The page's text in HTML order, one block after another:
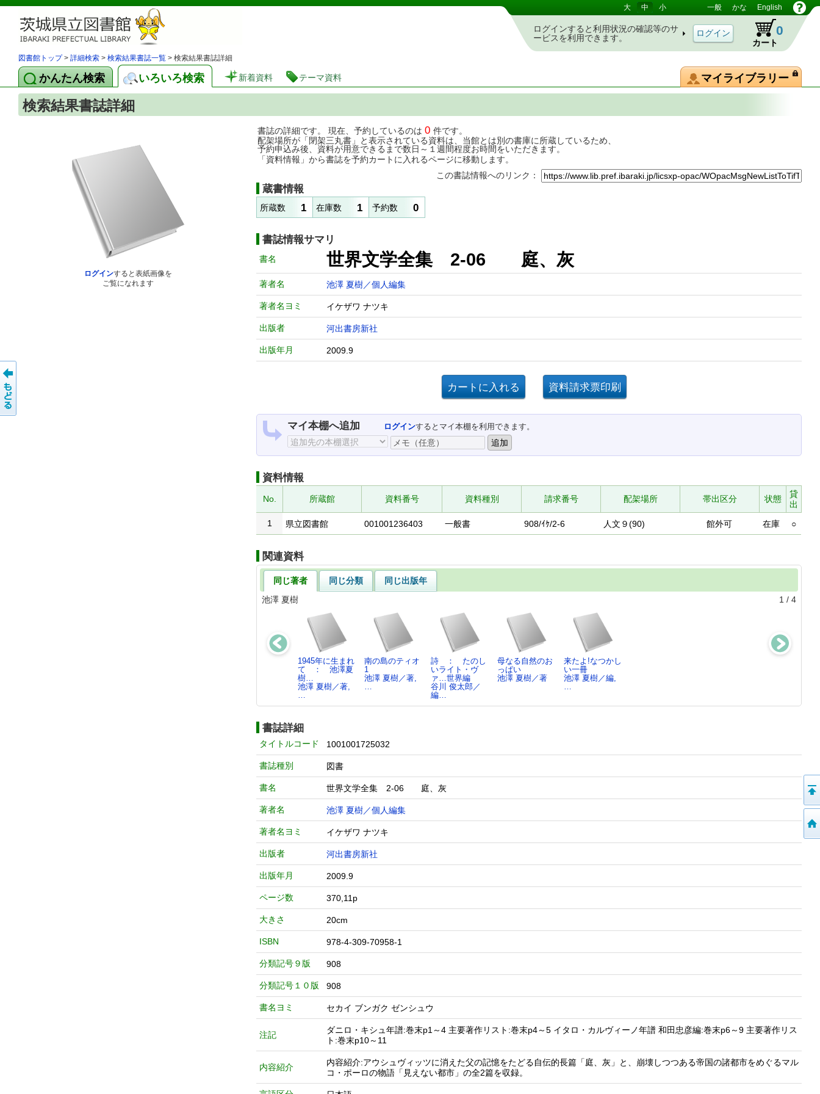
茨城県立図書館 蔵書検索・予約システム 大 中 小 一般 かな English
ログインすると利用状況の確認等のサ
ービスを利用できます。
カート
0
図書館トップ> 詳細検索 > 検索結果書誌一覧 > 検索結果書誌詳細
かんたん検索 いろいろ検索 新着資料 テーマ資料 マイライブラリー
検索結果書誌詳細
ログインすると表紙画像を
ご覧になれます
書誌の詳細です。 現在、予約しているのは 0 件です。
配架場所が「閉架三丸書」と表示されている資料は、当館とは別の書庫に所蔵しているため、
予約申込み後、資料が用意できるまで数日～１週間程度お時間をいただきます。
「資料情報」から書誌を予約カートに入れるページに移動します。
この書誌情報へのリンク：
蔵書情報
所蔵数 1 在庫数 1 予約数 0
書誌情報サマリ
書名 世界文学全集 2-06 庭、灰
著者名 池澤 夏樹／個人編集
著者名ヨミ イケザワ ナツキ
出版者 河出書房新社
出版年月 2009.9
マイ本棚へ追加 ログインするとマイ本棚を利用できます。
資料情報
No. 所蔵館 資料番号 資料種別 請求番号 配架場所 帯出区分 状態
貸
出
1
県立図書館 001001236403 一般書 908/ｲｹ/2-6 人文９(90) 館外可 在庫 ○
関連資料
同じ著者 同じ分類
同じ出版年
池澤 夏樹
1 / 4
1945年に生まれ
て ： 池澤夏
樹…
池澤 夏樹／著,
…
南の島のティオ
1
池澤 夏樹／著,
…
詩 ： たのし
いライト・ヴ
ァ…世界編
谷川 俊太郎／
編…
母なる自然のお
っぱい
池澤 夏樹／著
来たよ!なつかし
い一冊
池澤 夏樹／編,
…
書誌詳細
タイトルコード 1001001725032
書誌種別 図書
書名 世界文学全集 2-06 庭、灰
著者名 池澤 夏樹／個人編集
著者名ヨミ イケザワ ナツキ
出版者 河出書房新社
出版年月 2009.9
ページ数 370,11p
大きさ 20cm
ISBN 978-4-309-70958-1
分類記号９版 908
分類記号１０版 908
書名ヨミ セカイ ブンガク ゼンシュウ
注記
ダニロ・キシュ年譜:巻末p1～4 主要著作リスト:巻末p4～5 イタロ・カルヴィーノ年譜 和田忠彦編:巻末p6～9 主要著作リス
ト:巻末p10～11
内容紹介
内容紹介:アウシュヴィッツに消えた父の記憶をたどる自伝的長篇「庭、灰」と、崩壊しつつある帝国の諸都市をめぐるマル
コ・ポーロの物語「見えない都市」の全2篇を収録。